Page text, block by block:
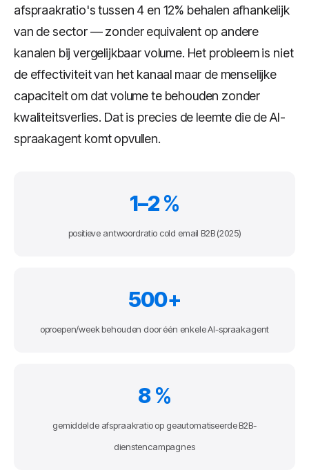
afspraakratio's tussen 4 en 12% behalen afhankelijk
van de sector — zonder equivalent op andere
kanalen bij vergelijkbaar volume. Het probleem is niet
de effectiviteit van het kanaal maar de menselijke
capaciteit om dat volume te behouden zonder
kwaliteitsverlies. Dat is precies de leemte die de AI-
spraakagent komt opvullen.
1–2 %
positieve antwoordratio cold email B2B (2025)
500+
oproepen/week behouden door één enkele AI-spraakagent
8 %
gemiddelde afspraakratio op geautomatiseerde B2B-
dienstencampagnes